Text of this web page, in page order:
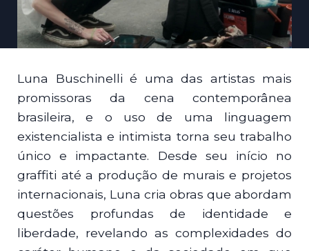
Luna Buschinelli é uma das artistas mais
promissoras da cena contemporânea
brasileira, e o uso de uma linguagem
existencialista e intimista torna seu trabalho
único e impactante. Desde seu início no
graffiti até a produção de murais e projetos
internacionais, Luna cria obras que abordam
questões profundas de identidade e
liberdade, revelando as complexidades do